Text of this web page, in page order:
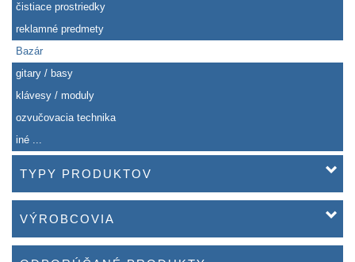
čistiace prostriedky
reklamné predmety
Bazár
gitary / basy
klávesy / moduly
ozvučovacia technika
iné ...
TYPY PRODUKTOV
VÝROBCOVIA